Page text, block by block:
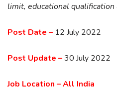
limit, educational
Post Date – 12 July 2022
Post Update –30 July 2022
Job Location – All India